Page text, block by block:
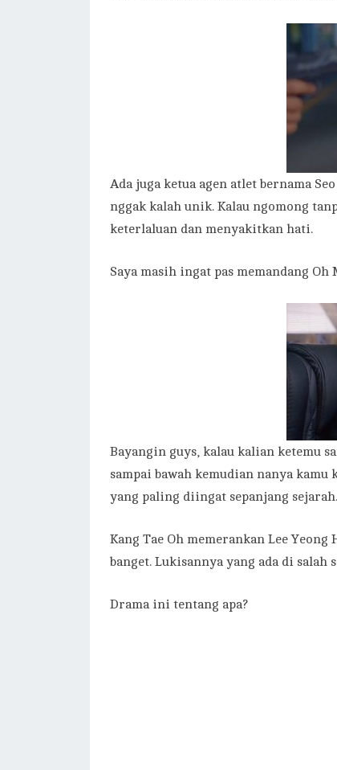
Ada juga ketua agen atlet bernama
nggak kalah unik. Kalau ngomong
keterlaluan dan menyakitkan hati.
Saya masih ingat pas memandang Oh
Bayangin guys, kalau kalian ketemu
sampai bawah kemudian nanya kamu
yang paling diingat sepanjang sejarah.
Kang Tae Oh memerankan Lee
banget. Lukisannya yang ada di salah
Drama ini tentang apa?